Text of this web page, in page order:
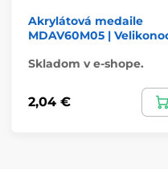
Akrylátová medaile
MDAV60M05 |
Skladom v e-shope.
2,04 €